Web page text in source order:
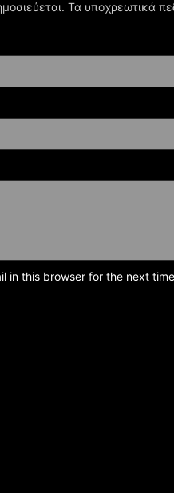
Τα υποχρεωτικά
in this browser for the next